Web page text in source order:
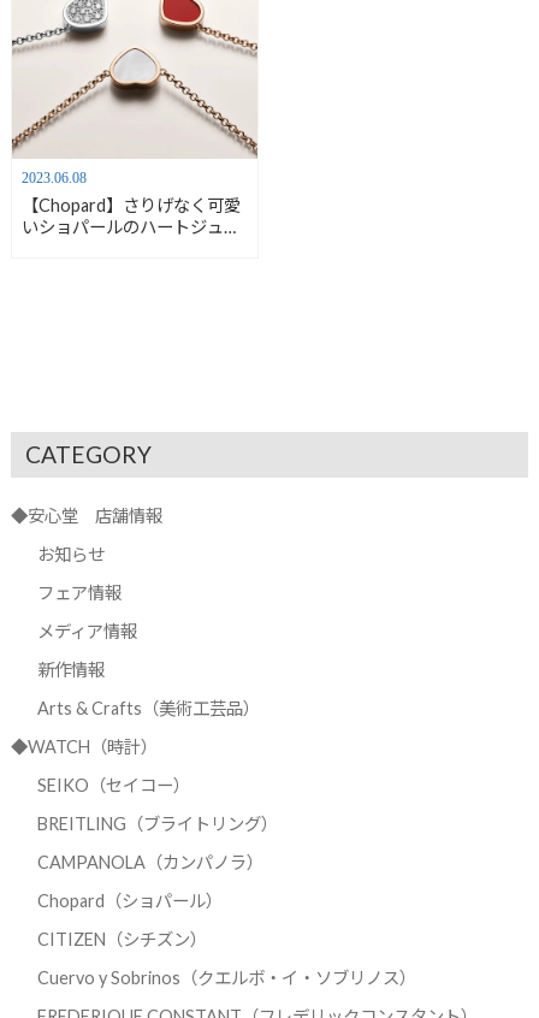
2023.06.08
【Chopard】さりげなく可愛
いショパールのハートジュエ
CATEGORY
◆安心堂 店舗情報
お知らせ
フェア情報
メディア情報
新作情報
Arts & Crafts（美術工芸品）
◆WATCH（時計）
SEIKO（セイコー）
BREITLING（ブライトリング）
CAMPANOLA（カンパノラ）
Chopard（ショパール）
CITIZEN（シチズン）
Cuervo y Sobrinos（クエルボ・イ・ソブリノス）